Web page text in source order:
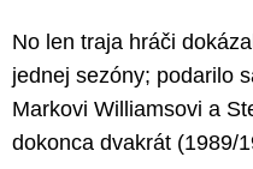
No len traja hráči
jednej sezóny; podarilo
Markovi Williamsovi a
dokonca dvakrát (1989/